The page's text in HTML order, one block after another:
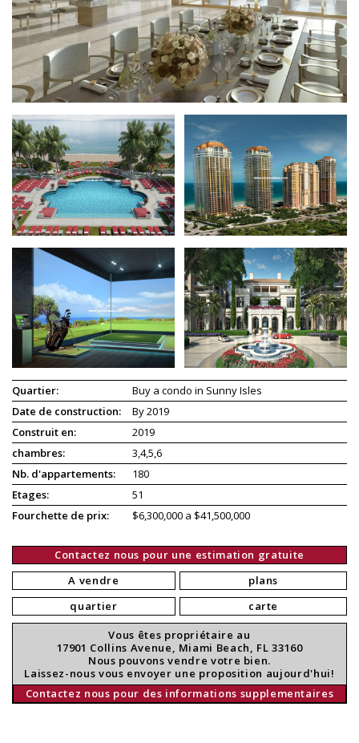
Quartier:
Buy a condo in Sunny Isles
Date de construction:
By 2019
Construit en:
2019
chambres:
3,4,5,6
Nb. d'appartements:
180
Etages:
51
Fourchette de prix:
$6,300,000 a $41,500,000
Contactez nous pour une estimation gratuite
A vendre
quartier
plans
carte
Vous êtes propriétaire au
17901 Collins Avenue, Miami Beach, FL 33160
Nous pouvons vendre votre bien.
Laissez-nous vous envoyer une proposition aujourd'hui!
Contactez nous pour des informations supplementaires